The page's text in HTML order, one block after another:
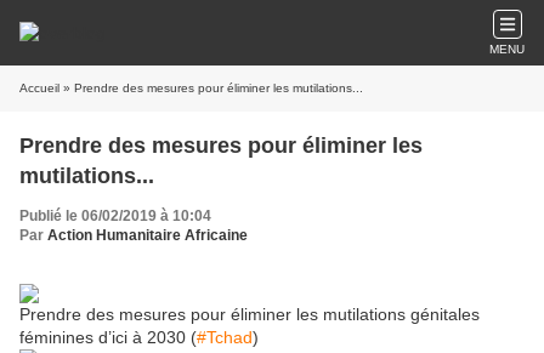
MENU
Accueil » Prendre des mesures pour éliminer les mutilations...
Prendre des mesures pour éliminer les
mutilations...
Publié le 06/02/2019 à 10:04
Par Action Humanitaire Africaine
Prendre des mesures pour éliminer les mutilations génitales
féminines d’ici à 2030 (#Tchad)